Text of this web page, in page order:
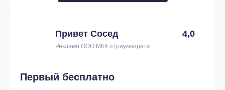
Привет Сосед 4,0
Реклама ООО МКК «Триумвират»
Первый бесплатно